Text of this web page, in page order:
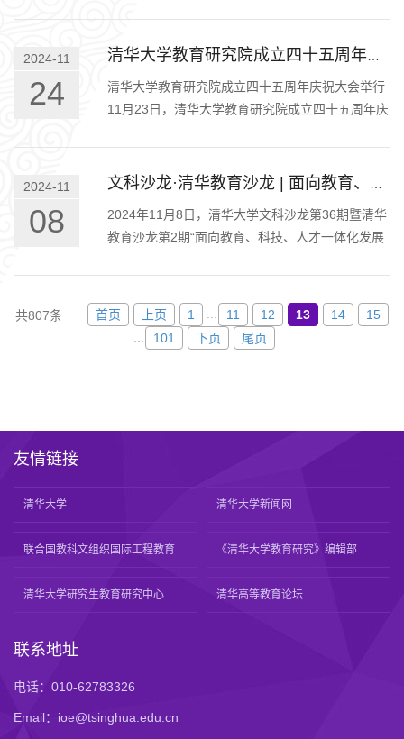
2024-11
24
清华大学教育研究院成立四十五周年庆祝大会举行
11月23日，清华大学教育研究院成立四十五周年庆
2024-11
08
2024年11月8日，清华大学文科沙龙第36期暨清华
教育沙龙第2期“面向教育、科技、人才一体化发展
共807条 首页 上页 1 11 12 13 14
15
101 下页 尾页
友情链接
清华大学 清华大学新闻网
联合国教科文组织国际工程教育 《清华大学教育研究》编辑部
清华大学研究生教育研究中心 清华高等教育论坛
联系地址
电话：010-62783326
Email：ioe@tsinghua.edu.cn